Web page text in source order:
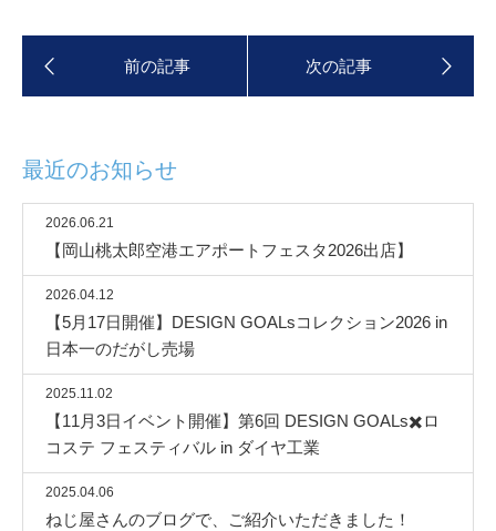
最近のお知らせ
2026.06.21
【岡山桃太郎空港エアポートフェスタ2026出店】
2026.04.12
【5月17日開催】DESIGN GOALsコレクション2026 in
日本一のだがし売場
2025.11.02
【11月3日イベント開催】第6回 DESIGN GOALs✖️ロ
コステ フェスティバル in ダイヤ工業
2025.04.06
ねじ屋さんのブログで、ご紹介いただきました！